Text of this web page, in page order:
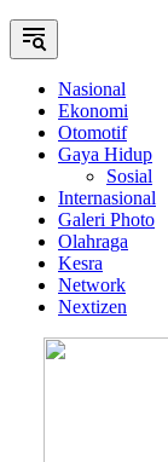
Nasional
Ekonomi
Otomotif
Gaya Hidup
Sosial
Internasional
Galeri Photo
Olahraga
Kesra
Network
Nextizen